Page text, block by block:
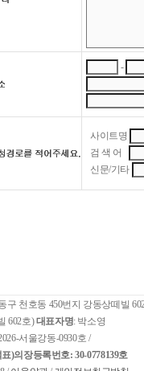
-
사이트명
검 색 어
신문/기타
구 천호동 450번지 강동상떼빌
602호)대표자명: 박소영
서울강동-0930호 /
)의장등록번호: 30-0778139호